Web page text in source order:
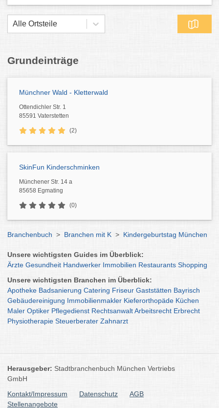
Alle Ortsteile
Grundeinträge
Münchner Wald - Kletterwald
Ottendichler Str. 1
85591 Vaterstetten
(2)
SkinFun Kinderschminken
Münchener Str. 14 a
85658 Egmating
(0)
Branchenbuch > Branchen mit K > Kindergeburtstag München
Unsere wichtigsten Guides im Überblick:
Ärzte Gesundheit Handwerker Immobilien Restaurants Shopping
Unsere wichtigsten Branchen im Überblick:
Apotheke Badsanierung Catering Friseur Gaststätten Bayrisch
Gebäudereinigung Immobilienmakler Kieferorthopäde Küchen
Maler Optiker Pflegedienst RechtsanwaltArbeitsrecht Erbrecht
Physiotherapie Steuerberater Zahnarzt
Herausgeber: Stadtbranchenbuch München Vertriebs
GmbH
Kontakt/Impressum
Datenschutz
AGB
Stellenangebote